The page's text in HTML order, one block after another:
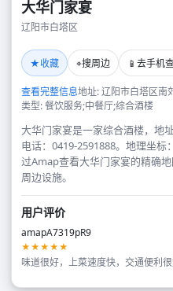
大华门家宴
辽阳市白塔区
★收藏 ⌖搜周边 📱 去手机
查看完整信息地址: 辽阳市白塔区南
类型: 餐饮服务;中餐厅;综合酒楼
大华门家宴是一家综合酒楼，地
电话：0419-2591888。地理坐标
过Amap查看大华门家宴的精确
周边设施。
用户评价
amapA7319pR9
★★★★★
味道很好，上菜速度快，交通便利很